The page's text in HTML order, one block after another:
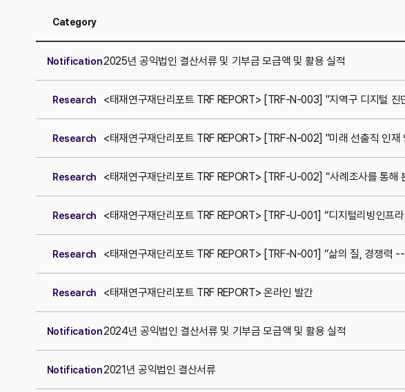
Category
Notification2025년 공익법인 결산서류 및 기부금 모금액 및 활용 실적
Research <태재연구재단리포트 TRF REPORT> [TRF-N-003] "지역구 디지털 진
Research <태재연구재단리포트 TRF REPORT> [TRF-N-002] "미래 선출직 인재
Research <태재연구재단리포트 TRF REPORT> [TRF-U-002] “사례조사를 통해
Research <태재연구재단리포트 TRF REPORT> [TRF-U-001] “디지털리빙인프
Research <태재연구재단리포트 TRF REPORT> [TRF-N-001] “삶의 질, 경쟁력
Research <태재연구재단리포트 TRF REPORT> 온라인 발간
Notification2024년 공익법인 결산서류 및 기부금 모금액 및 활용 실적
Notification2021년 공익법인 결산서류